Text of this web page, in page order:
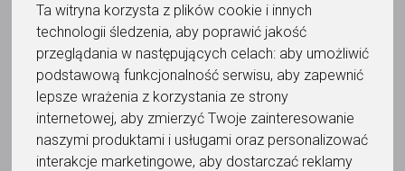
Ta witryna korzysta z plików cookie i innych
technologii śledzenia, aby poprawić jakość
przeglądania w następujących celach: aby umożliwić
podstawową funkcjonalność serwisu, aby zapewnić
lepsze wrażenia z korzystania ze strony
internetowej, aby zmierzyć Twoje zainteresowanie
naszymi produktami i usługami oraz personalizować
interakcje marketingowe, aby dostarczać reklamy
Do ulubionych
Oznacz wystąpienie kontaktu